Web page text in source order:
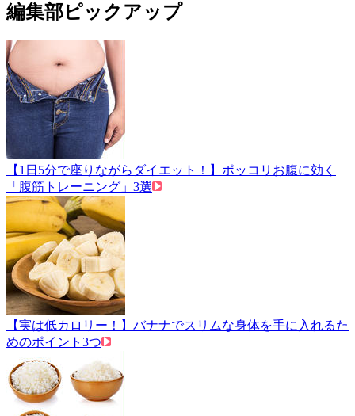
編集部ピックアップ
【1日5分で座りながらダイエット！】ポッコリお腹に効く
「腹筋トレーニング」3選
【実は低カロリー！】バナナでスリムな身体を手に入れるた
めのポイント3つ